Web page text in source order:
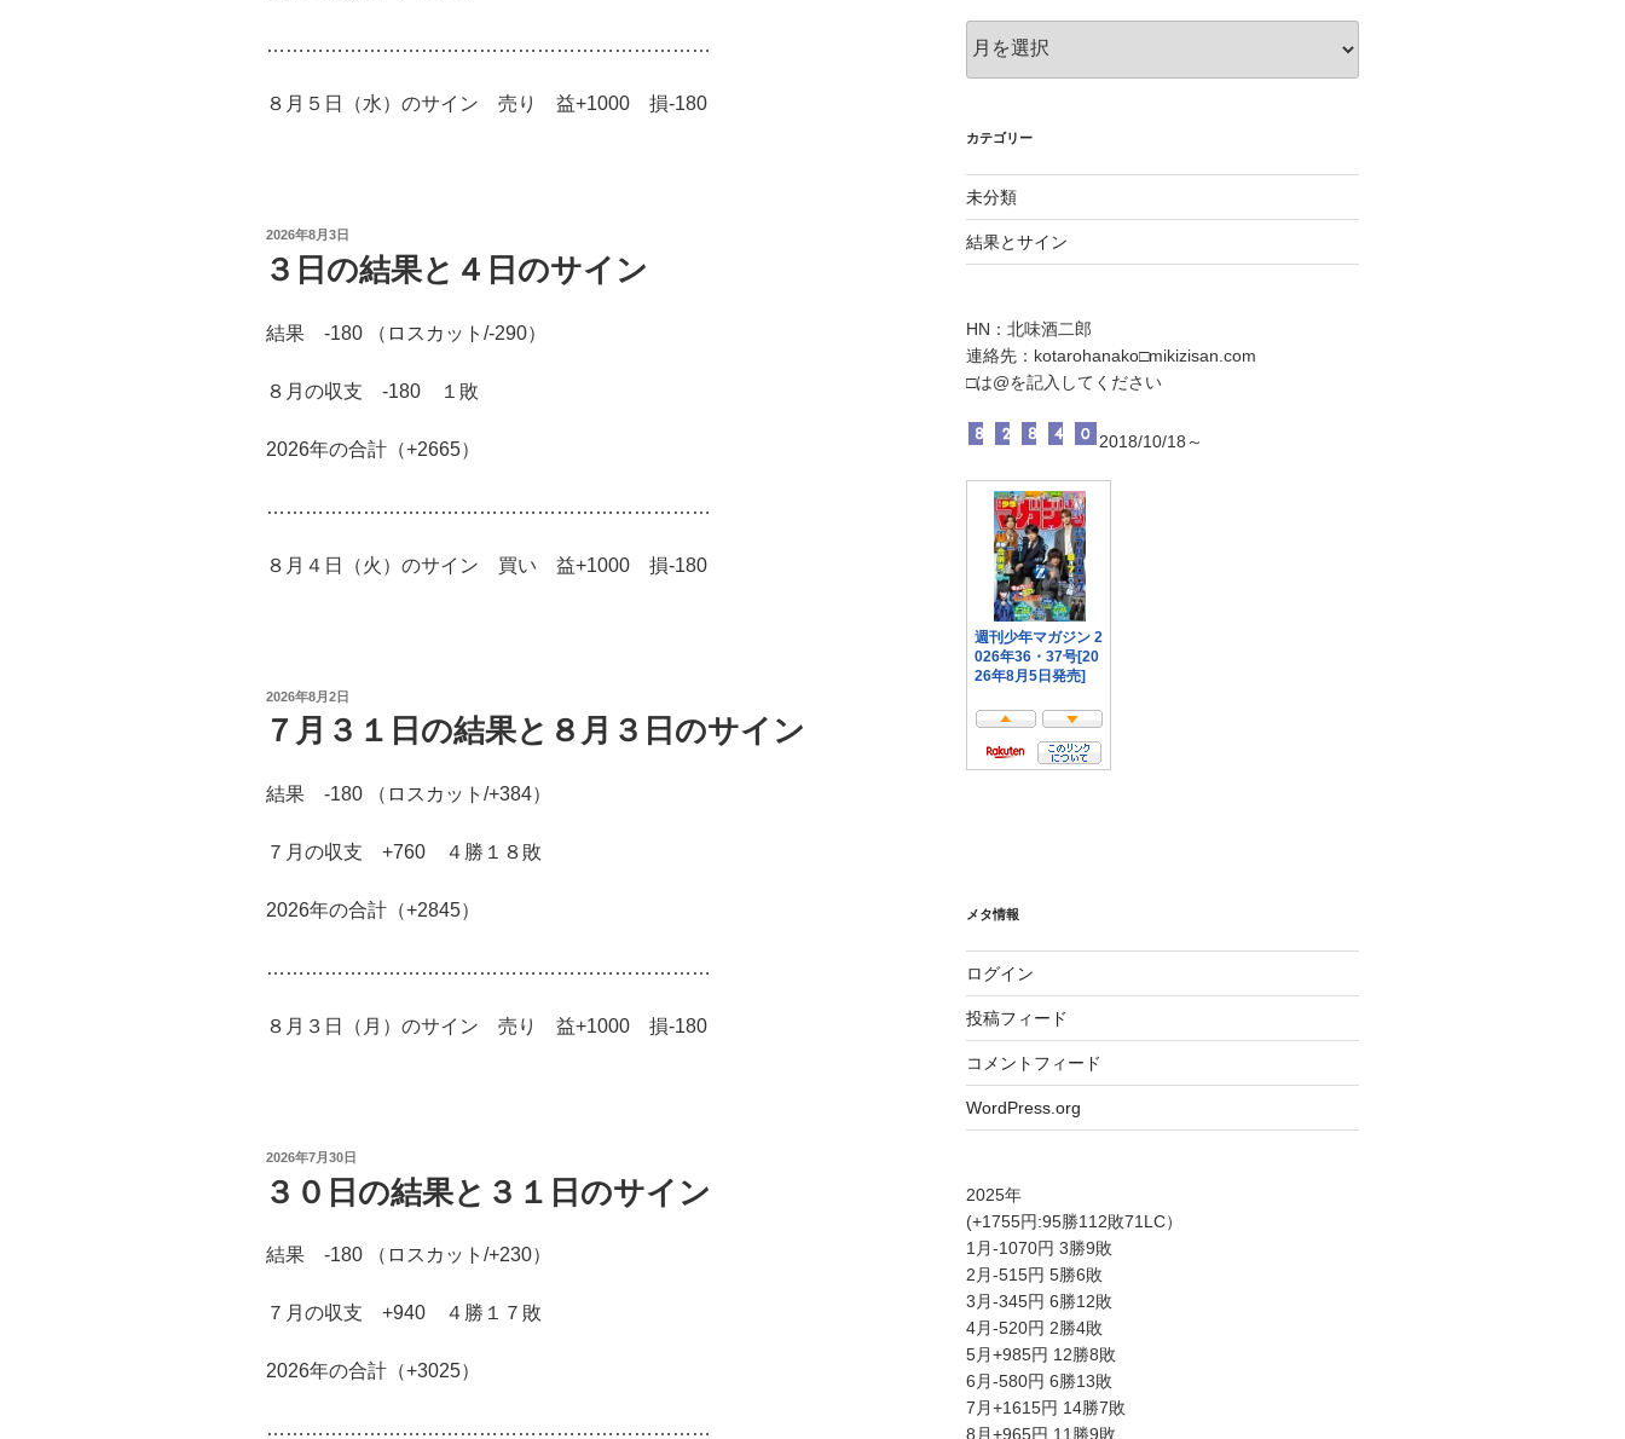
……………………………………………………………
８月５日（水）のサイン 売り 益+1000 損-180
投
日:
2026年8月3日
３日の結果と４日のサイン
結果 -180 （ロスカット/-290）
８月の収支 -180 １敗
2026年の合計（+2665）
……………………………………………………………
８月４日（火）のサイン 買い 益+1000 損-180
投
稿
日:
2026年8月2日
７月３１日の結果と８月３日のサイン
結果 -180 （ロスカット/+384）
７月の収支 +760 ４勝１８敗
2026年の合計（+2845）
……………………………………………………………
８月３日（月）のサイン 売り 益+1000 損-180
投
日:
2026年7月30日
３０日の結果と３１日のサイン
結果 -180 （ロスカット/+230）
７月の収支 +940 ４勝１７敗
2026年の合計（+3025）
……………………………………………………………
ー
ブ
カテゴリー
未分類
結果とサイン
HN：北味酒二郎
連絡先：kotarohanako□mikizisan.com
□は@を記入してください
2018/10/18～
メタ情報
ログイン
投稿フィード
コメントフィード
WordPress.org
2025年
(+1755円:95勝112敗71LC）
1月-1070円 3勝9敗
2月-515円 5勝6敗
3月-345円 6勝12敗
4月-520円 2勝4敗
5月+985円 12勝8敗
6月-580円 6勝13敗
7月+1615円 14勝7敗
8月+965円 11勝9敗